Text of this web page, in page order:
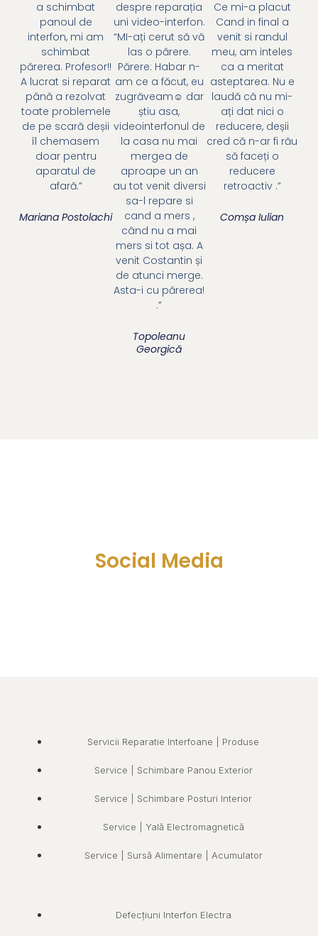
a schimbat
panoul de
interfon, mi am
schimbat
părerea. Profesor!!
A lucrat si reparat
până a rezolvat
toate problemele
de pe scară deșii
îl chemasem
doar pentru
aparatul de
afară.”
Mariana Postolachi
despre reparația
uni video-interfon.
“MI-ați cerut să vă
las o părere.
Părere: Habar n-
am ce a făcut, eu
zugrăveam☺ dar
știu asa,
videointerfonul de
la casa nu mai
mergea de
aproape un an
au tot venit diversi
sa-l repare si
cand a mers ,
când nu a mai
mers si tot așa. A
venit Costantin și
de atunci merge.
Asta-i cu părerea!
.”
Topoleanu
Georgică
Ce mi-a placut
Cand in final a
venit si randul
meu, am inteles
ca a meritat
asteptarea. Nu e
laudă că nu mi-
ați dat nici o
reducere, deșii
cred că n-ar fi rău
să faceți o
reducere
retroactiv .”
Comșa Iulian
Social Media
Servicii Reparatie Interfoane | Produse
Service | Schimbare Panou Exterior
Service | Schimbare Posturi Interior
Service | Yală Electromagnetică
Service | Sursă Alimentare | Acumulator
Defecțiuni Interfon Electra